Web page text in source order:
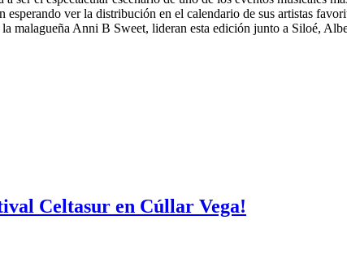
ver la distribución en el calendario de sus artistas
malagueña Anni B Sweet, lideran esta edición junto a Siloé,
Celtasur en Cúllar Vega!